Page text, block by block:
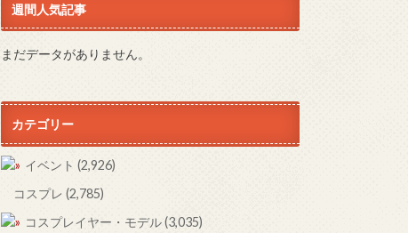
週間人気記事
まだデータがありません。
カテゴリー
イベント (2,926)
コスプレ (2,785)
コスプレイヤー・モデル(3,035)